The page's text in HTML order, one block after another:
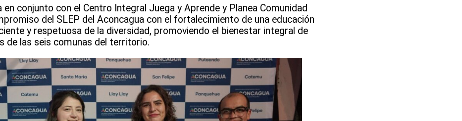
conjunto con el Centro Integral Juega y Aprende y Planea Comunidad
del SLEP del Aconcagua con el fortalecimiento de una educación
y respetuosa de la diversidad, promoviendo el bienestar integral de
de las seis comunas del territorio.